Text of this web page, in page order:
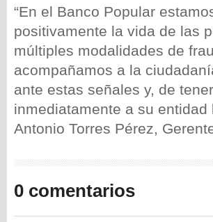
“En el Banco Popular
positivamente la vida de las
múltiples modalidades de
acompañamos a la
ante estas señales y, de
inmediatamente a su
Antonio Torres Pérez,
0 comentarios